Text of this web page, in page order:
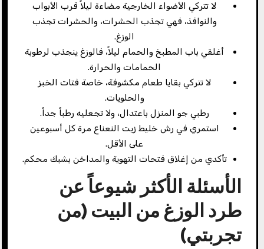
لا تتركي الأضواء الخارجية مضاءة ليلاً قرب الأبواب
والنوافذ، فهي تجذب الحشرات، والحشرات تجذب
الوزغ.
أغلقي باب المطبخ والحمام ليلاً، فالوزغ ينجذب لرطوبة
الحمامات والحرارة.
لا تتركي بقايا طعام مكشوفة، خاصة فتات الخبز
والحلويات.
رطبي جو المنزل باعتدال، ولا تجعليه رطباً جداً.
استمري في رش خليط زيت النعناع مرة كل أسبوعين
على الأقل.
تأكدي من إغلاق فتحات التهوية والمداخن بشبك محكم.
الأسئلة الأكثر شيوعاً عن
طرد الوزغ من البيت (من
تجربتي)